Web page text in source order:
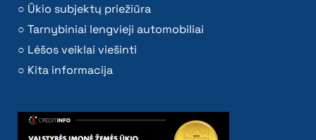
Ūkio subjektų priežiūra
Tarnybiniai lengvieji automobiliai
Lėšos veiklai viešinti
Kita informacija